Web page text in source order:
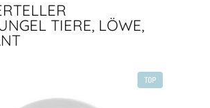
TIERE, LÖWE,
TOP